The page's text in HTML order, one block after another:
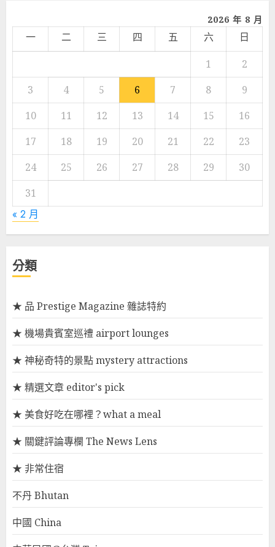
2026 年 8 月
一 二 三 四 五 六
日
1
2
3
4 5 6 7 8
9
10
11 12 13 14 15
16
17
18 19 20 21 22
23
24
25 26 27 28 29
30
31
« 2 月
分類
★ 品 Prestige Magazine 雜誌特約
★ 機場貴賓室巡禮 airport lounges
★ 神秘奇特的景點 mystery attractions
★ 精選文章 editor's pick
★ 美食好吃在哪裡？what a meal
★ 關鍵評論專欄 The News Lens
★ 非常住宿
不丹 Bhutan
中國 China